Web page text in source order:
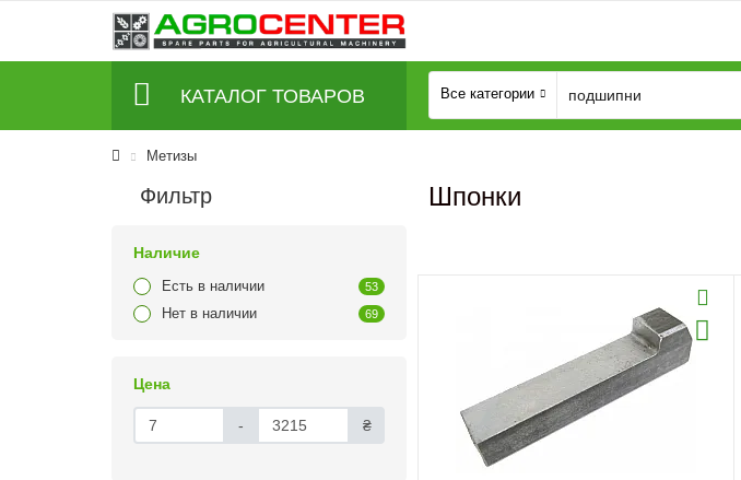
КАТАЛОГ ТОВАРОВ Все категории
Метизы
Фильтр
Наличие
Есть в наличии 53
Нет в наличии 69
Цена
- ₴
Шпонки